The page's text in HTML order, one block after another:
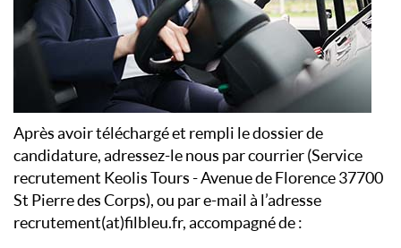
Après avoir téléchargé et rempli le dossier de
candidature, adressez-le nous par courrier (Service
recrutement Keolis Tours - Avenue de Florence 37700
St Pierre des Corps), ou par e-mail à l’adresse
recrutement(at)filbleu.fr, accompagné de :